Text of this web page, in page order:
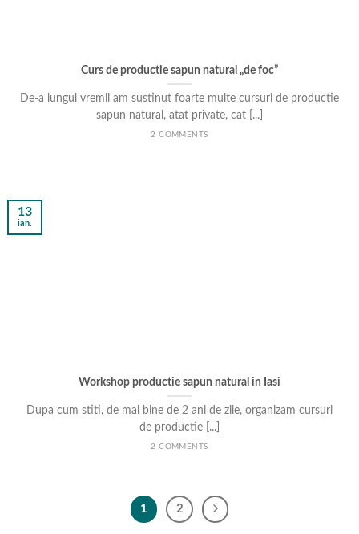
Curs de productie sapun natural „de foc”
De-a lungul vremii am sustinut foarte multe cursuri de productie
sapun natural, atat private, cat [...]
2 COMMENTS
Workshop productie sapun natural in Iasi
Dupa cum stiti, de mai bine de 2 ani de zile, organizam cursuri
de productie [...]
2 COMMENTS
13
ian.
1 2